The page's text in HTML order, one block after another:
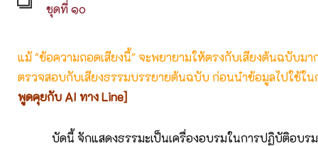
ชุดที่ ๑๐
แม้ "ข้อความถอดเสียงนี้" จะพยายามให้ตรงกับเสียงต้นฉบับม
ตรวจสอบกับเสียงธรรมบรรยายต้นฉบับ ก่อนนำข้อมูลไปใช้ใน
พูดคุยกับ AI ทาง Line]
บัดนี้ จักแสดงธรรมะเป็นเครื่องอบรมในการปฏิบัติอบรม